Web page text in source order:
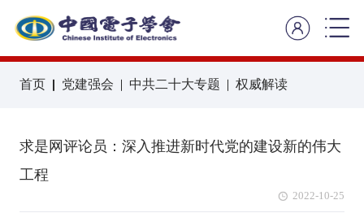
首页 党建强会 中共二十大专题 权威解读
求是网评论员：深入推进新时代党的建设新的伟大
工程
2022-10-25